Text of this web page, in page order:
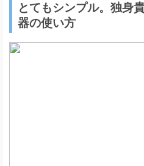
とてもシンプル。独身
器の使い方